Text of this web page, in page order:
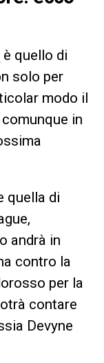
è quello di
solo per
modo il
in
quella di
andrà in
contro la
per la
contare
Devyne